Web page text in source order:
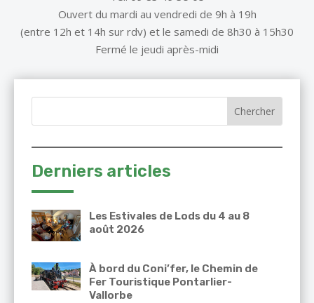
Ouvert du mardi au vendredi de 9h à 19h
(entre 12h et 14h sur rdv) et le samedi de 8h30 à 15h30
Fermé le jeudi après-midi
Derniers articles
Les Estivales de Lods du 4 au 8
août 2026
À bord du Coni’fer, le Chemin de
Fer Touristique Pontarlier-
Vallorbe